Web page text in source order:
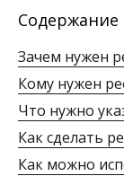
Содержание
Зачем нужен
Кому нужен
Что нужно
Как сделать
Как можно